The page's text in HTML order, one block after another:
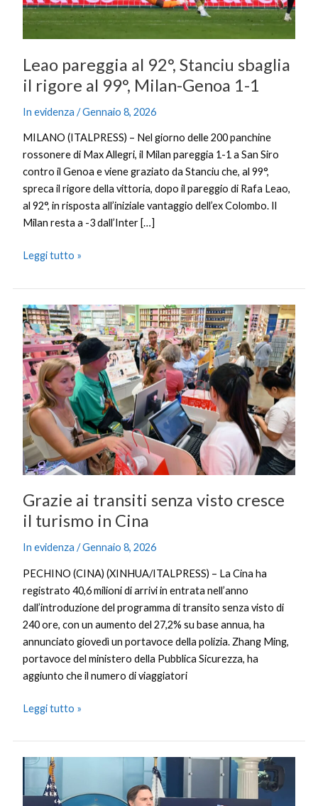
Leao pareggia al 92°, Stanciu sbaglia
il rigore al 99°, Milan-Genoa 1-1
In evidenza /Gennaio 8, 2026
MILANO (ITALPRESS) – Nel giorno delle 200 panchine
rossonere di Max Allegri, il Milan pareggia 1-1 a San Siro
contro il Genoa e viene graziato da Stanciu che, al 99°,
spreca il rigore della vittoria, dopo il pareggio di Rafa Leao,
al 92°, in risposta all’iniziale vantaggio dell’ex Colombo. Il
Milan resta a -3 dall’Inter […]
99°,
1-
1
Leggi tutto »
Grazie ai transiti senza visto cresce
il turismo in Cina
In evidenza /Gennaio 8, 2026
PECHINO (CINA) (XINHUA/ITALPRESS) – La Cina ha
registrato 40,6 milioni di arrivi in entrata nell’anno
dall’introduzione del programma di transito senza visto di
240 ore, con un aumento del 27,2% su base annua, ha
annunciato giovedì un portavoce della polizia. Zhang Ming,
portavoce del ministero della Pubblica Sicurezza, ha
aggiunto che il numero di viaggiatori
Grazie
ai
transiti
senza
visto
cresce
il
turismo
in
Cina
Leggi tutto »
Minneapolis,
Vance
“Terrorismo